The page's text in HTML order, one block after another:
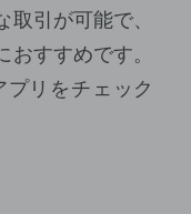
引が可能で、
すすめです。
リ をチェック